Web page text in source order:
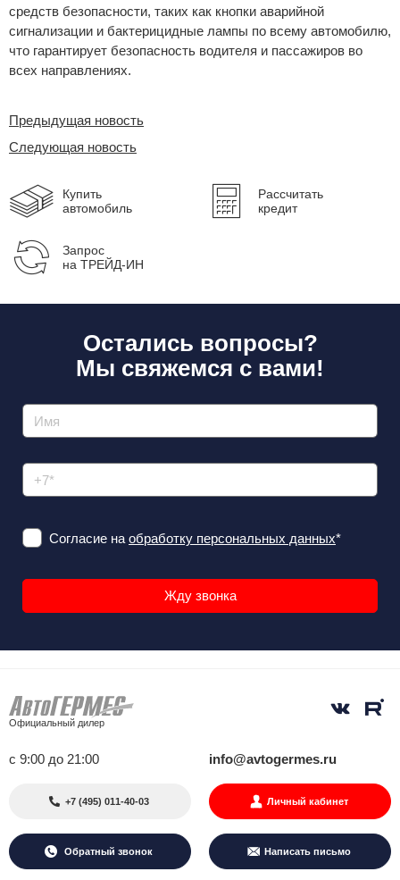
средств безопасности, таких как кнопки аварийной
сигнализации и бактерицидные лампы по всему автомобилю,
что гарантирует безопасность водителя и пассажиров во
всех направлениях.
Предыдущая новость
Следующая новость
Купить
автомобиль
Рассчитать
кредит
Запрос
на ТРЕЙД-ИН
Остались вопросы?
Мы свяжемся с вами!
Согласие на обработку персональных данных*
Официальный дилер
с 9:00 до 21:00 info@avtogermes.ru
+7 (495) 011-40-03 Личный кабинет
Обратный звонок Написать письмо